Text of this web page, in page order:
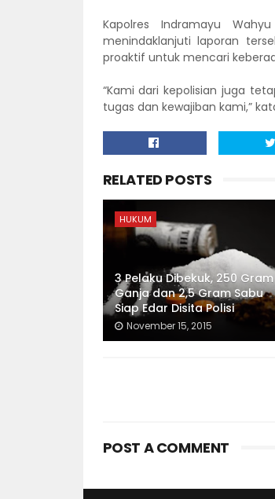
Kapolres Indramayu
menindaklanjuti laporan
proaktif untuk mencari
“Kami dari kepolisian juga
tugas dan kewajiban kami,”
RELATED POSTS
HUKUM
3 Pelaku Dibekuk, 250 Gram
Ganja dan 2,5 Gram Sabu
Siap Edar Disita Polisi
November 15, 2015
POST A COMMENT